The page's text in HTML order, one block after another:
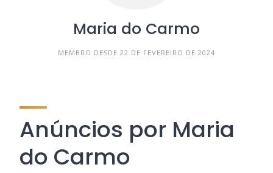
Maria do Carmo
MEMBRO DESDE 22 DE FEVEREIRO DE 2024
Anúncios por Maria
do Carmo